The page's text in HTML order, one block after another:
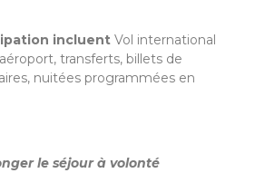
incluent Vol international
transferts, billets de
nuitées programmées en
le séjour à volonté